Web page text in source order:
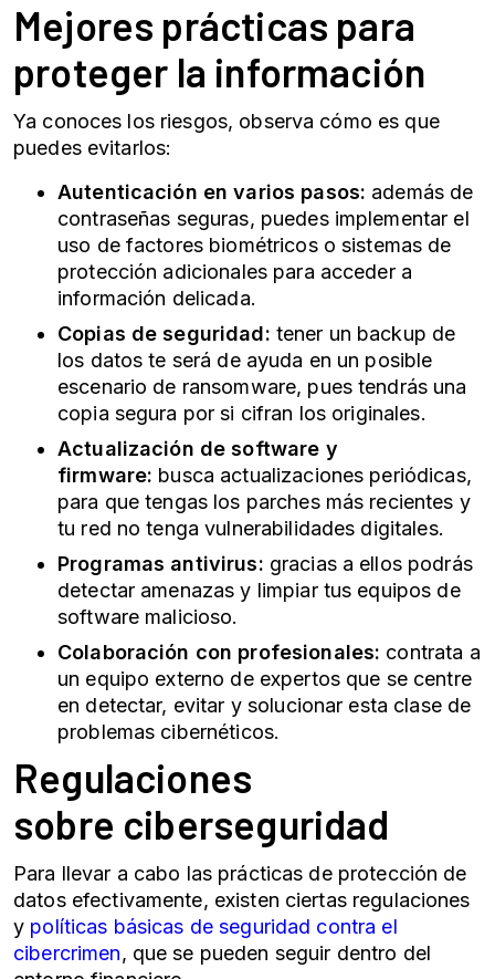
Mejores prácticas para
proteger la información
Ya conoces los riesgos, observa cómo es que
puedes evitarlos:
Autenticación en varios pasos: además de
contraseñas seguras, puedes implementar el
uso de factores biométricos o sistemas de
protección adicionales para acceder a
información delicada.
Copias de seguridad: tener un backup de
los datos te será de ayuda en un posible
escenario de ransomware, pues tendrás una
copia segura por si cifran los originales.
Actualización de software y
firmware: busca actualizaciones periódicas,
para que tengas los parches más recientes y
tu red no tenga vulnerabilidades digitales.
Programas antivirus: gracias a ellos podrás
detectar amenazas y limpiar tus equipos de
software malicioso.
Colaboración con profesionales: contrata a
un equipo externo de expertos que se centre
en detectar, evitar y solucionar esta clase de
problemas cibernéticos.
Regulaciones
sobre ciberseguridad
Para llevar a cabo las prácticas de protección de
datos efectivamente, existen ciertas regulaciones
y políticas básicas de seguridad contra el
cibercrimen, que se pueden seguir dentro del